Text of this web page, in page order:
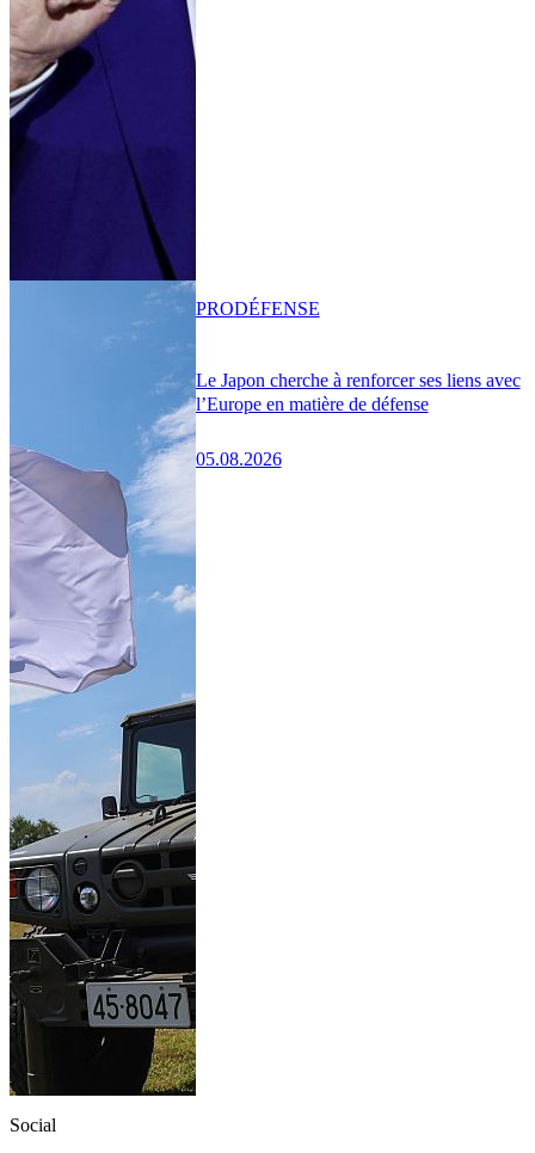
Le Japon cherche à renforcer ses liens avec
l’Europe en matière de défense
05.08.2026
PRODÉFENSE
Social